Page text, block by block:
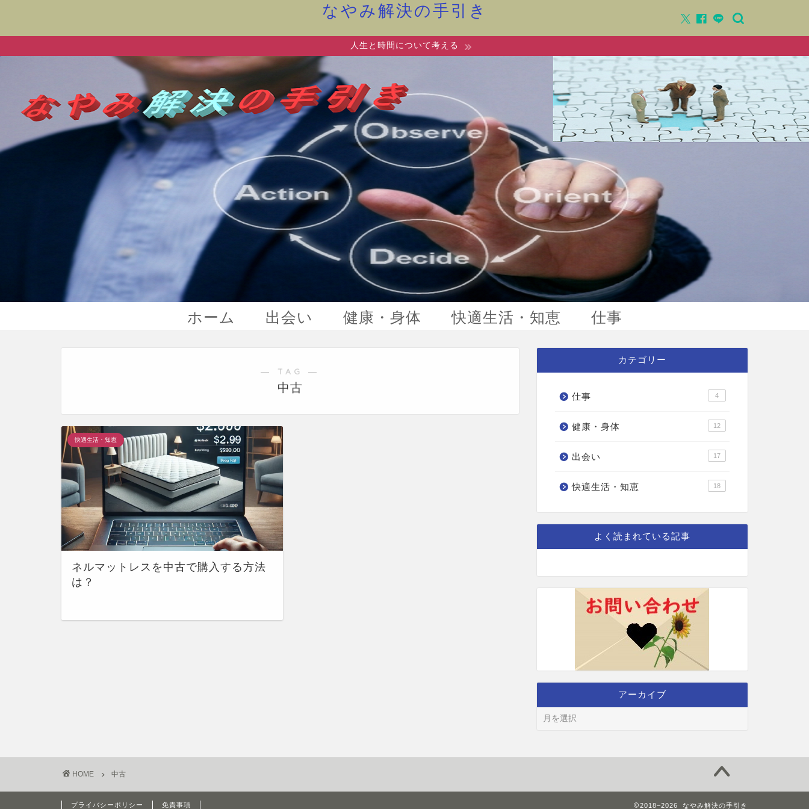
なやみ解決の手引き
人生と時間について考える
ホーム 出会い 健康・身体 快適生活・知恵 仕事
― TAG ―
中古
快適生活・知恵
ネルマットレスを中古で購入する方法
は？
カテゴリー
仕事 4
健康・身体 12
出会い 17
快適生活・知恵 18
よく読まれている記事
アーカイブ
HOME 中古
プライバシーポリシー 免責事項 2018–2026 なやみ解決の手引き